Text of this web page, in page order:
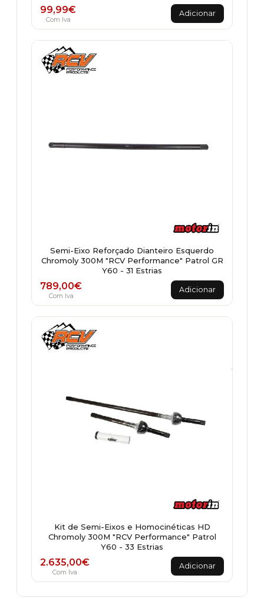
99,99€
Com Iva
Adicionar
Semi-Eixo Reforçado Dianteiro Esquerdo
Chromoly 300M "RCV Performance" Patrol GR
Y60 - 31 Estrias
789,00€
Com Iva
Adicionar
Kit de Semi-Eixos e Homocinéticas HD
Chromoly 300M "RCV Performance" Patrol
Y60 - 33 Estrias
2.635,00€
Com Iva
Adicionar